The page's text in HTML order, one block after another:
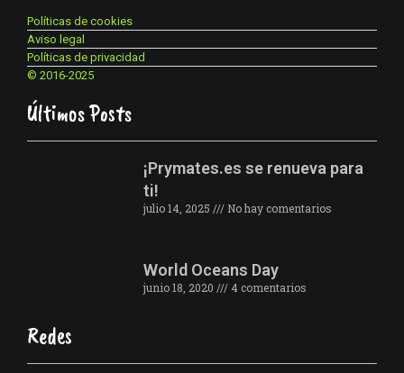
Políticas de cookies
Aviso legal
Políticas de privacidad
© 2016-2025
Últimos Posts
¡Prymates.es se renueva para
ti!
julio 14, 2025 No hay comentarios
World Oceans Day
junio 18, 2020 4 comentarios
Redes